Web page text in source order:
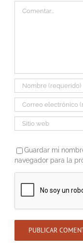
Guardar mi
navegador para la